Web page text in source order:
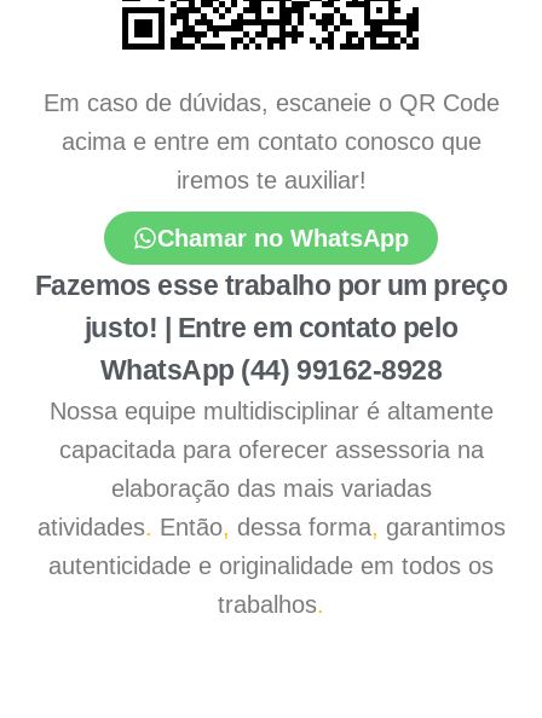
Em caso de dúvidas, escaneie o QR Code
acima e entre em contato conosco que
iremos te auxiliar!
Chamar no WhatsApp
Fazemos esse trabalho por um preço
justo! | Entre em contato pelo
WhatsApp (44) 99162-8928
Nossa equipe multidisciplinar é altamente
capacitada para oferecer assessoria na
elaboração das mais variadas
atividades. Então, dessa forma, garantimos
autenticidade e originalidade em todos os
trabalhos.